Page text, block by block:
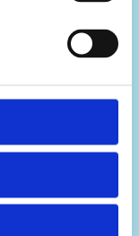
nejlepších sýrů – do
receptury vyrábí
ji milují v 80 zemích
dobyla zeměkouli.